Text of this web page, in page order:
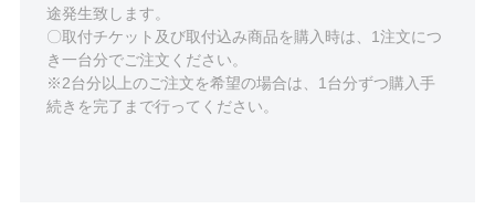
途発生致します。
〇取付チケット及び取付込み商品を購入時は、1注文につ
き一台分でご注文ください。
※2台分以上のご注文を希望の場合は、1台分ずつ購入手
続きを完了まで行ってください。